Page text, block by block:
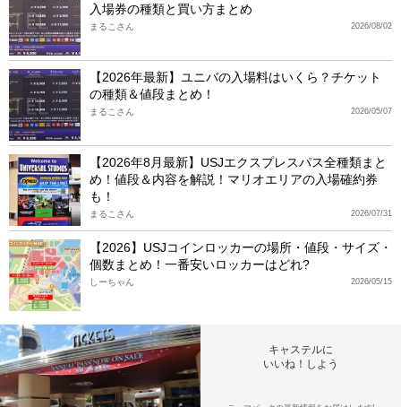
入場券の種類と買い方まとめ
2026/08/02
まるこさん
【2026年最新】ユニバの入場料はいくら？チケット
の種類＆値段まとめ！
2026/05/07
まるこさん
【2026年8月最新】USJエクスプレスパス全種類まと
め！値段＆内容を解説！マリオエリアの入場確約券
も！
2026/07/31
まるこさん
【2026】USJコインロッカーの場所・値段・サイズ・
個数まとめ！一番安いロッカーはどれ?
2026/05/15
しーちゃん
キャステルに
いいね！しよう